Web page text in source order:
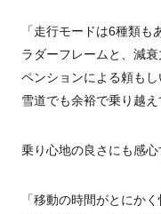
「走行モードは6種類
ラダーフレームと、減
ペンションによる頼も
雪道でも余裕で乗り越え
乗り心地の良さにも感心
「移動の時間がとにか